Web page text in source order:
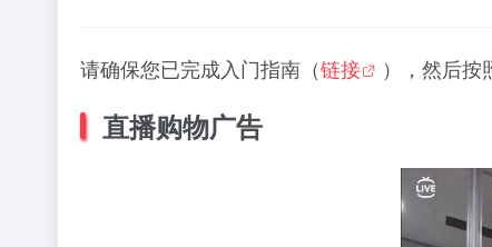
请确保您已完成入门指南（链接 ），然后按
直播购物广告